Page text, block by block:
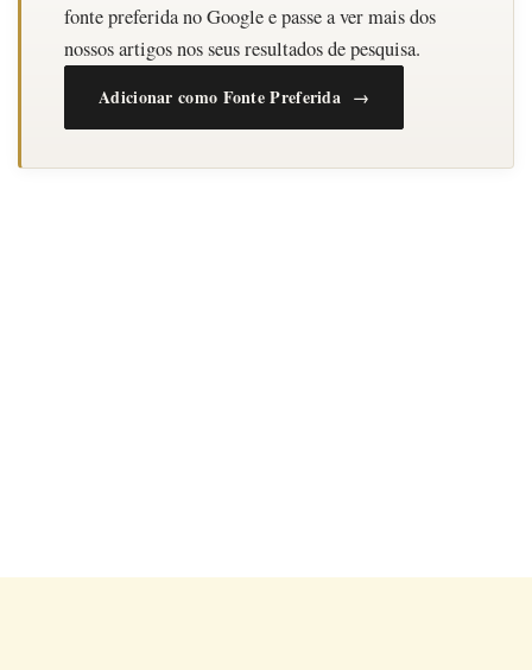
fonte preferida no Google e passe a ver mais dos
nossos artigos nos seus resultados de pesquisa.
Adicionar como Fonte Preferida →